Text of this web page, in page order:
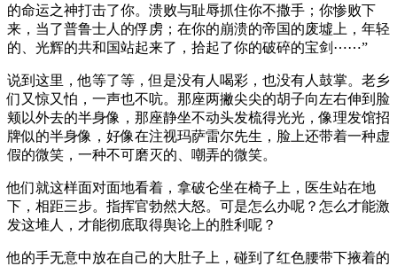
的命运之神打击了你。溃败与耻辱抓住你不撒手；你惨败下
来，当了普鲁士人的俘虏；在你的崩溃的帝国的废墟上，年轻
的、光辉的共和国站起来了，拾起了你的破碎的宝剑⋯⋯”
说到这里，他等了等，但是没有人喝彩，也没有人鼓掌。老乡
们又惊又怕，一声也不吭。那座两撇尖尖的胡子向左右伸到脸
颊以外去的半身像，那座静坐不动头发梳得光光，像理发馆招
牌似的半身像，好像在注视玛萨雷尔先生，脸上还带着一种虚
假的微笑，一种不可磨灭的、嘲弄的微笑。
他们就这样面对面地看着，拿破仑坐在椅子上，医生站在地
下，相距三步。指挥官勃然大怒。可是怎么办呢？怎么才能激
发这堆人，才能彻底取得舆论上的胜利呢？
他的手无意中放在自己的大肚子上，碰到了红色腰带下掖着的